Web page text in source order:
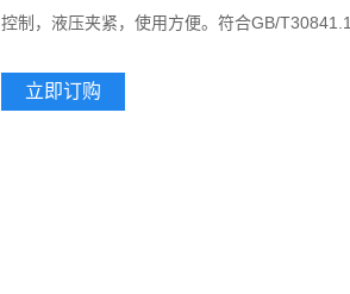
控制，液压夹紧，使用方便。符合GB/
立即订购